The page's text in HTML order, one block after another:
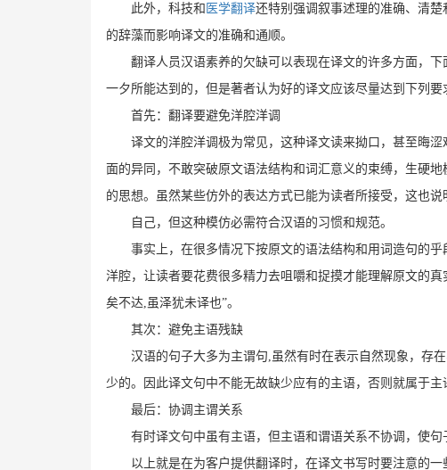
此外，科技和 医学翻译还特别强调叙事述理的准确、清
的辞藻而影响译文的准确和通顺。
翻译人员汉语素养的欠缺可以表现在译文的许多方面，
一夕所能达到的，但是著者认为好的译文应该尽量达到下列要
首先：翻译要避免洋腔洋调
译文的洋腔洋调极为常见，这种译文读来拗口，甚至晦
面的异同，不敢突破原文语法结构和词汇意义的束缚，生硬
的思想。虽然某些仿外的表达方式已能为读者所接受，这也
自己，但这种模仿必需符合汉语的习惯和规范。
事实上，在很多情况下按原文的语法结构和用词造句的
洋腔，让读者要花费很多精力去咀嚼和捉摸才能理解原文的
矣不达,虽泽犹未译也”。
其次：避免主语残缺
汉语的句子大多为主谓句,虽然有时在表示自然现象，存
少的。因此译文句中不能无故缺少应有的主语，否则就属于主
最后：协调主谓关系
有时译文句中虽有主语，但主语和谓语关系不协调，使
以上就是在为客户提供翻译时，在译文书写时要注意的